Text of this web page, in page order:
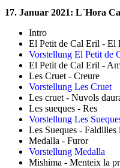
17. Januar 2021: L´Hora
Intro
El Petit de Cal Eril - El
Vorstellung El Petit de
El Petit de Cal Eril -
Les Cruet - Creure
Vorstellung Les Cruet
Les cruet - Nuvols
Les sueques - Res
Vorstellung Les
Les Sueques - Faldilles
Medalla - Furor
Vorstellung Medalla
Mishima - Menteix la